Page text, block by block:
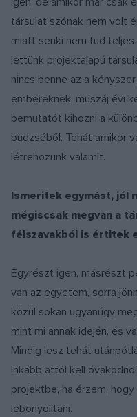
társulat szónak nem volt
miatt senki nem tud
lettünk projektalapú
nincs benne az a
embereknek, muszáj évi
bemutatót kihozni a
büdzséből. Tehát amikor
létrehozunk valamit.
Ismeritek egymást, jól
mégiscsak megvan a
félszavakból is értitek
Egyrészt igen, másrészt
van az egyetem, sorra
közül sokan ugyanúgy
mint mi annak idején, és
Mindig lesz tehát
inkább attól kell
projektbe, ha érzem,
lebonyolítani.